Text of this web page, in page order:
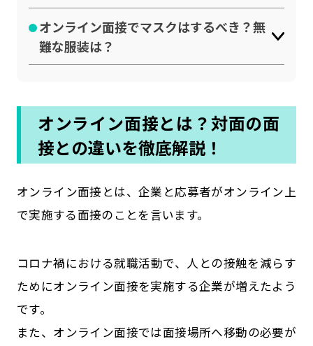
オンライン面接でマスクはするべき？無
難な服装は？
オンライン面接とは？対面の面
接との違いを徹底解説！
オンライン面接とは、企業と応募者がオンライン上
で実施する面接のことを言います。
コロナ禍における就職活動で、人との接触を減らす
ためにオンライン面接を実施する企業が増えたよう
です。
また、オンライン面接では面接場所へ移動の必要が